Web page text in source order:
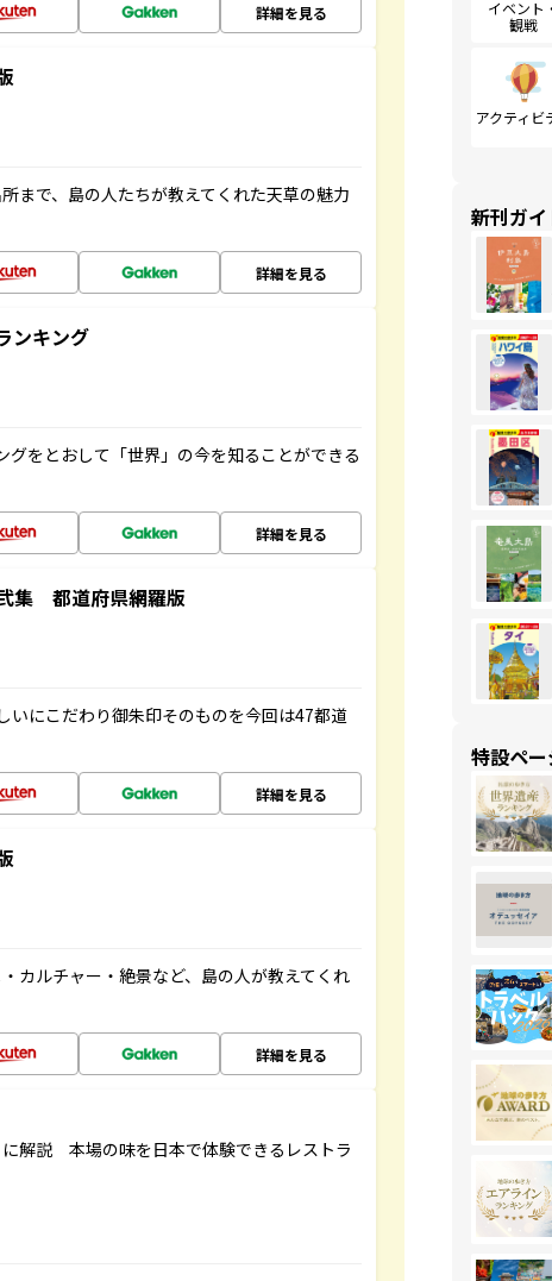
詳細を見る
まで、島の人たちが教えてくれた天草の魅力
詳細を見る
ンキング
をとおして「世界」の今を知ることができる
詳細を見る
集 都道府県網羅版
いにこだわり御朱印そのものを今回は47都道
詳細を見る
カルチャー・絶景など、島の人が教えてくれ
詳細を見る
解説 本場の味を日本で体験できるレストラ
イベント
観戦
アクティビ
新刊ガ
特設ペ